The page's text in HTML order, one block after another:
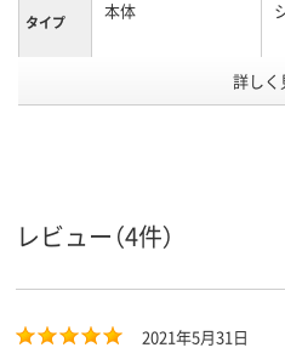
タイプ 本体
詳しく
レビュー（4件）
2021年5月31日